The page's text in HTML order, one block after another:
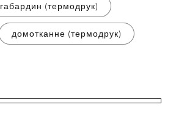
габардин (термодрук)
домотканне (термодрук)